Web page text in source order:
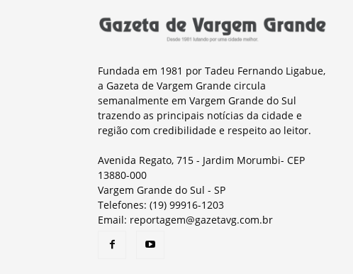
Fundada em 1981 por Tadeu Fernando Ligabue,
a Gazeta de Vargem Grande circula
semanalmente em Vargem Grande do Sul
trazendo as principais notícias da cidade e
região com credibilidade e respeito ao leitor.
Avenida Regato, 715 - Jardim Morumbi- CEP
13880-000
Vargem Grande do Sul - SP
Telefones: (19) 99916-1203
Email: reportagem@gazetavg.com.br